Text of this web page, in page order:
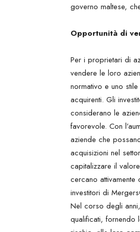
governo maltese,
Opportunità di
Per i proprietari di
vendere le loro
normativo e uno
acquirenti. Gli
considerano le
favorevole. Con
aziende che
acquisizioni nel
capitalizzare il
cercano
investitori di
Nel corso degli
qualificati, fornendo